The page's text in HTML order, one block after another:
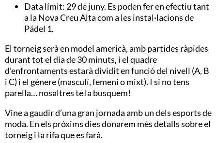
Data límit: 29 de juny. Es poden fer en efectiu tant
a la Nova Creu Alta com a les instal·lacions de
Pádel 1.
El torneig serà en model americà, amb partides ràpides
durant tot el dia de 30 minuts, i el quadre
d’enfrontaments estarà dividit en funció del nivell (A, B
i C) i el gènere (masculí, femení o mixt). I si no tens
parella… nosaltres te la busquem!
Vine a gaudir d’una gran jornada amb un dels esports de
moda. En els pròxims dies donarem més detalls sobre el
torneig i la rifa que es farà.